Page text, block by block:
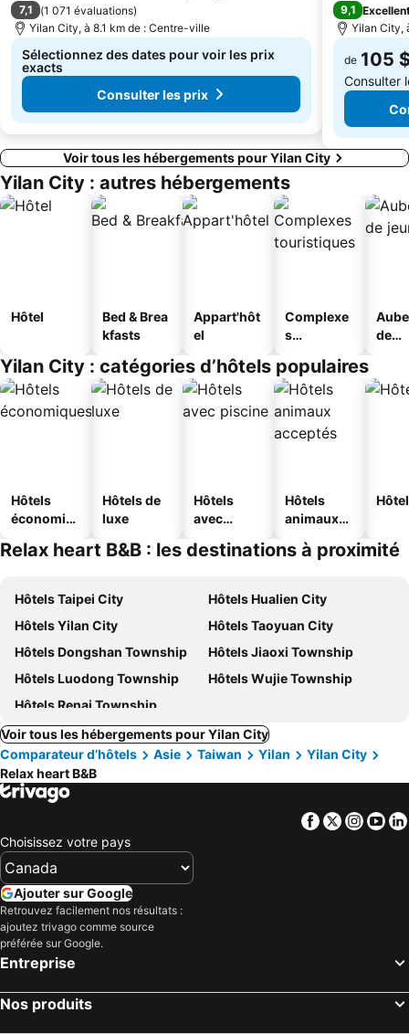
7,1 (1 071 évaluations)
Yilan City, à 8.1 km de : Centre-ville
Sélectionnez des dates pour voir les prix
exacts
Consulter les prix
9,1
Yilan City,
de 105
Consulter
Voir tous les hébergements pour Yilan City
Yilan City : autres hébergements
Hôtel
Bed & Brea
kfasts
Appart'hôt
el
Complexe
s
s
de
Yilan City : catégories d’hôtels populaires
Hôtels
économiq
Hôtels de
luxe
Hôtels
avec
Hôtels
animaux
Relax heart B&B : les destinations à proximité
Hôtels Taipei City
Hôtels Hualien City
Hôtels Yilan City
Hôtels Taoyuan City
Hôtels Dongshan Township
Hôtels Jiaoxi Township
Hôtels Luodong Township
Hôtels Wujie Township
Hôtels Renai Township
Voir tous les hébergements pour Yilan City
Comparateur d’hôtels
Asie Taiwan Yilan
Yilan City
Relax heart B&B
Facebook
Twitter
Choisissez votre pays
Ajouter sur Google
Retrouvez facilement nos résultats :
ajoutez trivago comme source
préférée sur Google.
Entreprise
Nos produits